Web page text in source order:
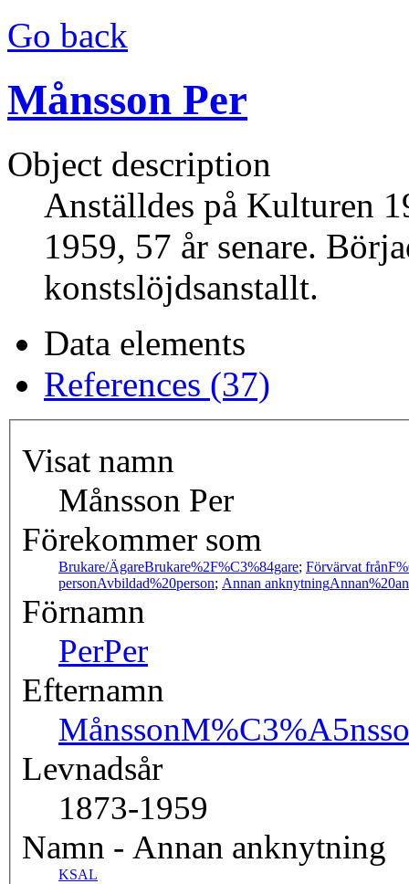
Go back
Månsson Per
Object description
Anställdes på Kulturen
1959, 57 år senare.
konstslöjdsanstallt.
Data elements
References (37)
Visat namn
Månsson Per
Förekommer som
Brukare/ÄgareBrukare%2F%C3%84gare; Förvärvat från
personAvbildad%20person; Annan anknytning
Förnamn
PerPer
Efternamn
Månsson
Levnadsår
1873-1959
Namn - Annan anknytning
KSAL